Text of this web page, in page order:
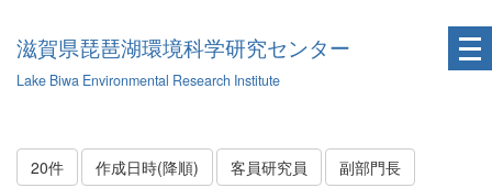
滋賀県琵琶湖環境科学研究センター
Lake Biwa Environmental Research Institute
20件 作成日時(降順) 客員研究員 副部門長